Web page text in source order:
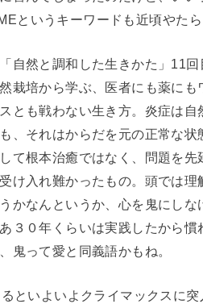
というキーワードも近頃やた
自然と調和した生きかた」11
栽培から学ぶ、医者にも薬に
とも戦わない生き方。炎症は
、それはからだを元の正常な
て根本治癒ではなく、問題を
け入れ難かったもの。頭では
かなんというか、心を鬼にし
３０年くらいは実践したから
鬼って愛と同義語かもね。
といよいよクライマックスに